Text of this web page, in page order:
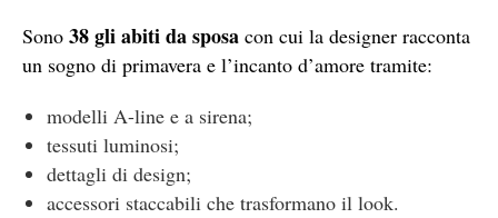
Sono 38 gli abiti da sposa con cui la designer racconta
un sogno di primavera e l’incanto d’amore tramite:
modelli A-line e a sirena;
tessuti luminosi;
dettagli di design;
accessori staccabili che trasformano il look.